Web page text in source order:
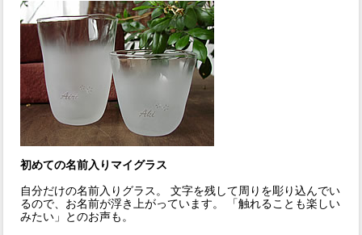
初めての名前入りマイグラス
自分だけの名前入りグラス。 文字を残して周りを彫り込んでい
るので、お名前が浮き上がっています。 「触れることも楽しい
みたい」とのお声も。